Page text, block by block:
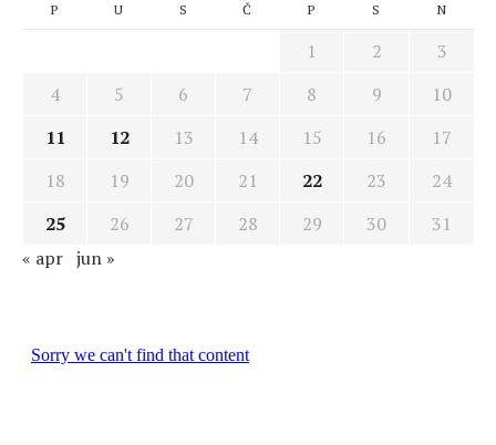
P U S Č P S N
1 2
3
4
5 6 7 8 9
10
11
12 13 14 15 16
17
18
19 20 21 22 23
24
25
26 27 28 29 30
31
« apr jun »